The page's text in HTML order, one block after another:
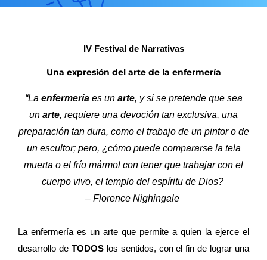
IV Festival de Narrativas
Una expresión del arte de la enfermería
“La enfermeríaes un arte, y si se pretende que sea
un arte, requiere una devoción tan exclusiva, una
preparación tan dura, como el trabajo de un pintor o de
un escultor; pero, ¿cómo puede compararse la tela
muerta o el frío mármol con tener que trabajar con el
cuerpo vivo, el templo del espíritu de Dios?
– Florence Nighingale
La enfermería es un arte que permite a quien la ejerce el
desarrollo de TODOSlos sentidos, con el fin de lograr una